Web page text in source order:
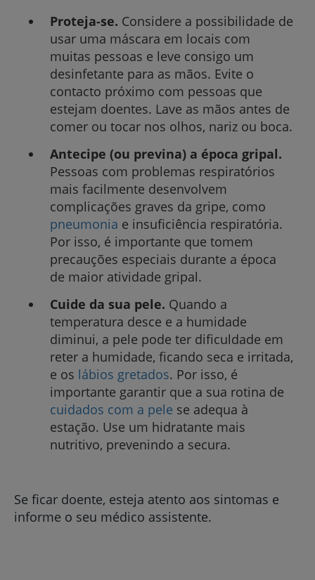
Proteja-se. Considere a possibilidade de
usar uma máscara em locais com
muitas pessoas e leve consigo um
desinfetante para as mãos. Evite o
contacto próximo com pessoas que
estejam doentes. Lave as mãos antes de
comer ou tocar nos olhos, nariz ou boca.
Antecipe (ou previna) a época gripal.
Pessoas com problemas respiratórios
mais facilmente desenvolvem
complicações graves da gripe, como
pneumonia e insuficiência respiratória.
Por isso, é importante que tomem
precauções especiais durante a época
de maior atividade gripal.
Cuide da sua pele. Quando a
temperatura desce e a humidade
diminui, a pele pode ter dificuldade em
reter a humidade, ficando seca e irritada,
e os lábios gretados. Por isso, é
importante garantir que a sua rotina de
cuidados com a pele se adequa à
estação. Use um hidratante mais
nutritivo, prevenindo a secura.
Se ficar doente, esteja atento aos sintomas e
informe o seu médico assistente.